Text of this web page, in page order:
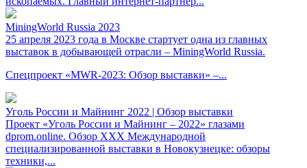
MiningWorld Russia 2023
25 апреля 2023 года в Москве стартует одна из главных
выставок в добывающей отрасли – MiningWorld Russia.
Спецпроект «MWR-2023: Обзор выставки» –...
Уголь России и Майнинг 2022 | Обзор выставки
Проект «Уголь России и Майнинг – 2022» глазами
dprom.online. Обзор XXX Международной
специализированной выставки в Новокузнецке: обзоры
техники,...